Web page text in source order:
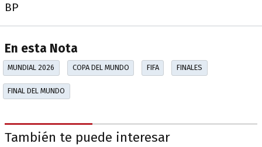
BP
En esta Nota
MUNDIAL 2026 COPA DEL MUNDO FIFA FINALES
FINAL DEL MUNDO
También te puede interesar